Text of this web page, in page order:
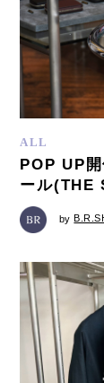
ALL
POP UP
ール(THE
by